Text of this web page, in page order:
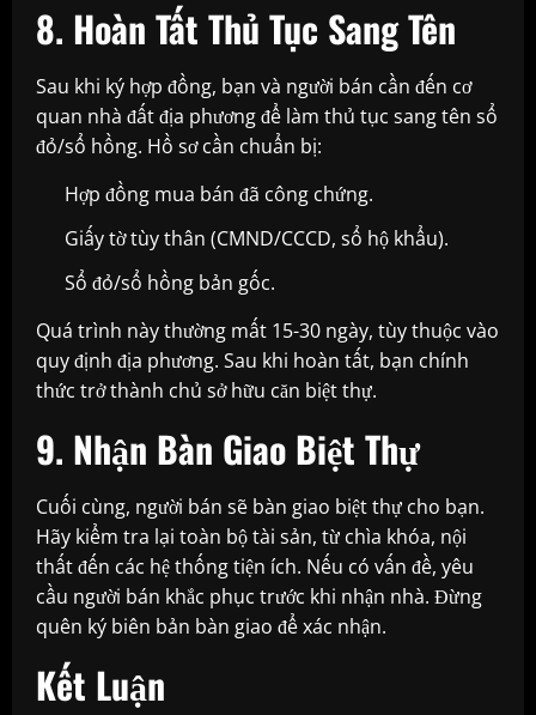
8. Hoàn Tất Thủ Tục Sang Tên
Sau khi ký hợp đồng, bạn và người bán cần đến cơ
quan nhà đất địa phương để làm thủ tục sang tên sổ
đỏ/sổ hồng. Hồ sơ cần chuẩn bị:
Hợp đồng mua bán đã công chứng.
Giấy tờ tùy thân (CMND/CCCD, sổ hộ khẩu).
Sổ đỏ/sổ hồng bản gốc.
Quá trình này thường mất 15-30 ngày, tùy thuộc vào
quy định địa phương. Sau khi hoàn tất, bạn chính
thức trở thành chủ sở hữu căn biệt thự.
9. Nhận Bàn Giao Biệt Thự
Cuối cùng, người bán sẽ bàn giao biệt thự cho bạn.
Hãy kiểm tra lại toàn bộ tài sản, từ chìa khóa, nội
thất đến các hệ thống tiện ích. Nếu có vấn đề, yêu
cầu người bán khắc phục trước khi nhận nhà. Đừng
quên ký biên bản bàn giao để xác nhận.
Kết Luận